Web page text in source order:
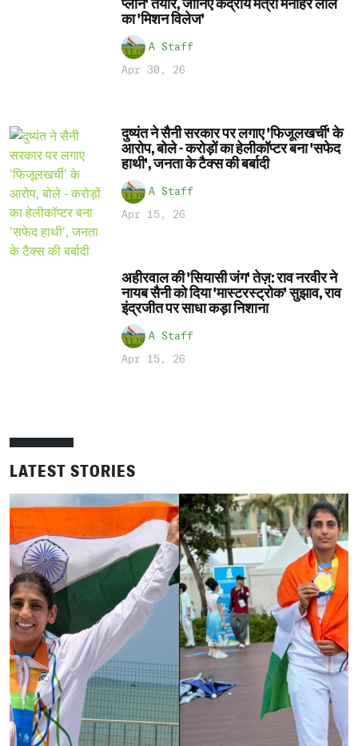
प्लान' तैयार, जानिए केंद्रीय मंत्री मनोहर लाल
का 'मिशन विलेज'
A Staff
Apr 30, 26
दुष्यंत ने सैनी सरकार पर लगाए 'फिजूलखर्ची' के
आरोप, बोले - करोड़ों का हेलीकॉप्टर बना 'सफेद
हाथी', जनता के टैक्स की बर्बादी
A Staff
Apr 15, 26
अहीरवाल की 'सियासी जंग' तेज़: राव नरवीर ने
नायब सैनी को दिया 'मास्टरस्ट्रोक' सुझाव, राव
इंद्रजीत पर साधा कड़ा निशाना
A Staff
Apr 15, 26
LATEST STORIES